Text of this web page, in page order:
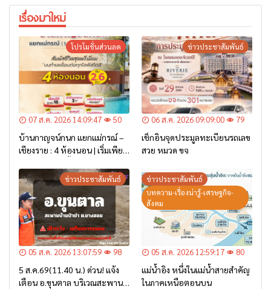
เรื่องมาใหม่
โปรโมชั่นส่วนลด
07 ส.ค. 2026 14:09:47 50
บ้านกาญจน์กนก แยกแม่กรณ์ –
เชียงราย : 4 ห้องนอน | เริ่มเพียง
ข่าวประชาสัมพันธ์
06 ส.ค. 2026 09:09:00 79
เช็กอินจุดประมูลทะเบียนรถเลข
สวย หมวด ขจ
ข่าวประชาสัมพันธ์
05 ส.ค. 2026 13:07:59 98
5 ส.ค.69(11.40 น.) ด่วน! แจ้ง
เตือน อ.ขุนตาล บริเวณสะพาน
ข่าวประชาสัมพันธ์
บทความ-เรื่องน่ารู้-เศรษฐกิจ-
สังคม
05 ส.ค. 2026 12:59:17 80
แม่น้ำอิง หนึ่งในแม่น้ำสายสำคัญ
ในภาคเหนือตอนบน